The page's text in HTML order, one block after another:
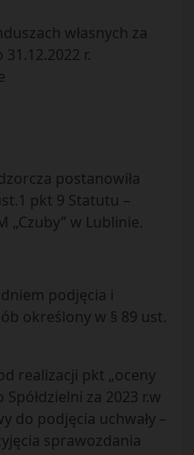
własnych za
r.
postanowiła
pkt 9 Statutu –
„Czuby” w Lublinie.
podjęcia i
określony w § 89 ust.
realizacji pkt „oceny
za 2023 r.w
do podjęcia uchwały –
sprawozdania